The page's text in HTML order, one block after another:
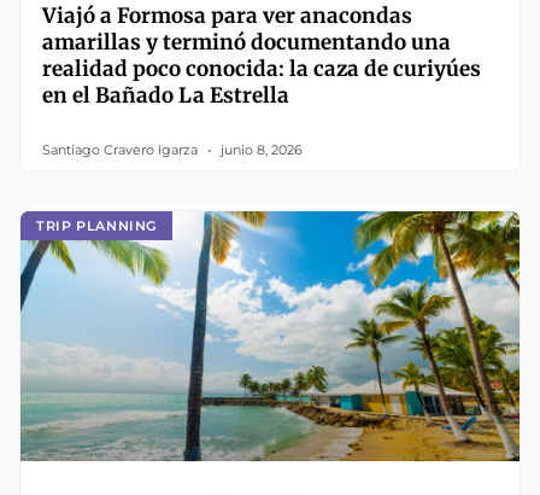
Viajó a Formosa para ver anacondas
amarillas y terminó documentando una
realidad poco conocida: la caza de curiyúes
en el Bañado La Estrella
Santiago Cravero Igarza junio 8, 2026
TRIP PLANNING